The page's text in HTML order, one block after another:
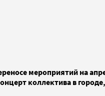
мероприятий на
коллектива в